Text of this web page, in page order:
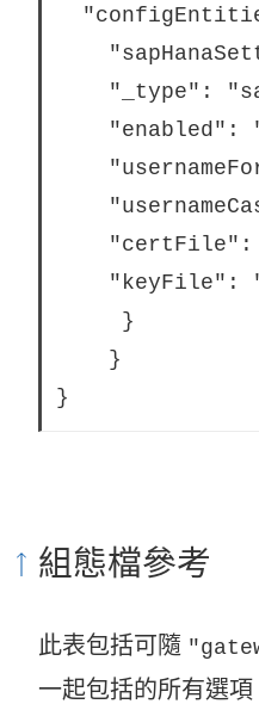
組態檔參考
此表包括可隨
一起包括的所有選項